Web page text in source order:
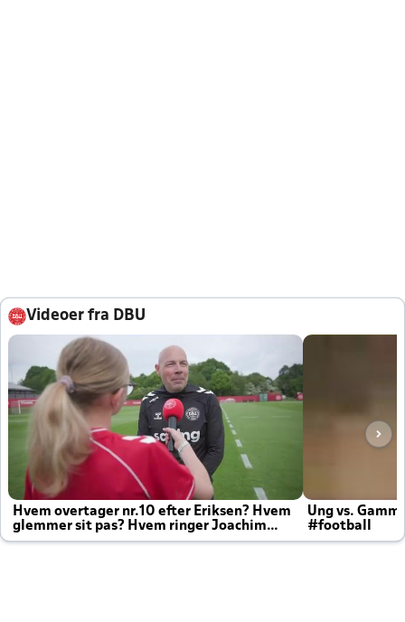
Videoer fra DBU
Hvem overtager nr.10 efter Eriksen? Hvem
glemmer sit pas? Hvem ringer Joachim
altid til efter kampe?
Ung vs.
#football